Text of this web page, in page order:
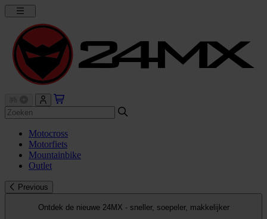
Motocross
Motorfiets
Mountainbike
Outlet
Previous
Ontdek de nieuwe 24MX - sneller, soepeler, makkelijker